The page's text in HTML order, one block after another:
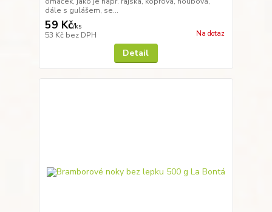
dále s gulášem, se...
59 Kč/ks
53 Kč bez DPH Na dotaz
Detail